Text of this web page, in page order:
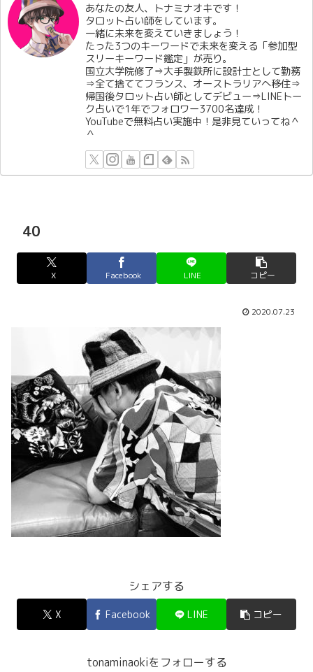
あなたの友人、トナミナオキです！
タロット占い師をしています。
一緒に未来を変えていきましょう！
たった3つのキーワードで未来を変える「参加型
スリーキーワード鑑定」が売り。
国立大学院修了⇒大手製鉄所に設計士として勤務
⇒全て捨ててフランス、オーストラリアへ移住⇒
帰国後タロット占い師としてデビュー⇒LINEトー
ク占いで1年でフォロワー3700名達成！
YouTubeで無料占い実施中！是非見ていってね＾
＾
40
X Facebook LINE コピー
2020.07.23
シェアする
X Facebook LINE コピー
tonaminaokiをフォローする